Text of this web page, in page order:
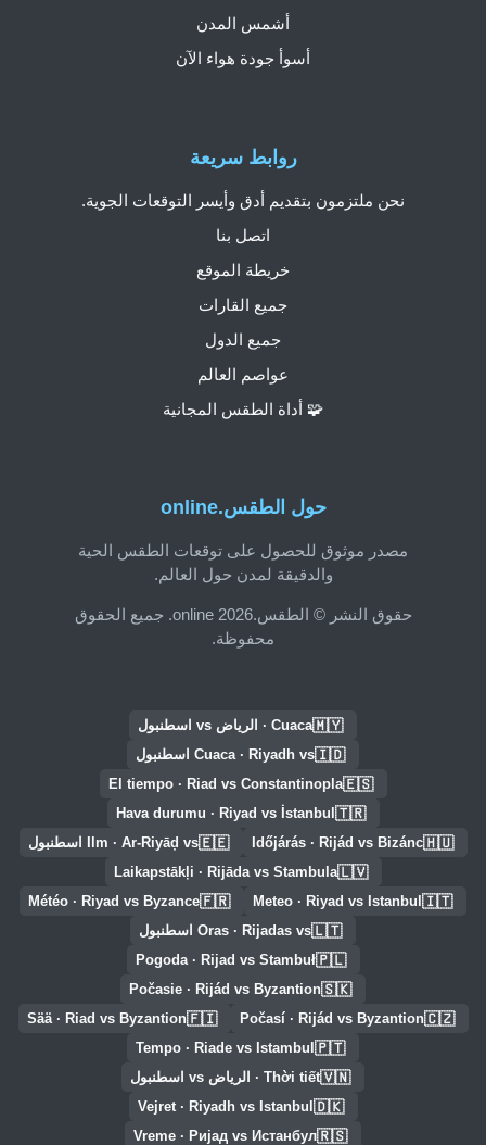
حول الطقس.online
مصدر موثوق للحصول على توقعات الطقس الحية
والدقيقة لمدن حول العالم.
حقوق النشر © الطقس.online 2026. جميع الحقوق
محفوظة.
روابط سريعة
نحن ملتزمون بتقديم أدق وأيسر التوقعات الجوية.
اتصل بنا
خريطة الموقع
جميع القارات
جميع الدول
عواصم العالم
🧩 أداة الطقس المجانية
أشمس المدن
أسوأ جودة هواء الآن
🇲🇾Cuaca · الرياض vs اسطنبول
🇮🇩Cuaca · Riyadh vs اسطنبول
🇪🇸
El tiempo · Riad vs Constantinopla
🇹🇷
Hava durumu · Riyad vs İstanbul
🇭🇺
Időjárás · Rijád vs Bizánc
🇪🇪Ilm · Ar-Riyāḑ vs اسطنبول
🇱🇻
Laikapstākļi · Rijāda vs Stambula
🇮🇹
Meteo · Riyad vs Istanbul
🇫🇷
Météo · Riyad vs Byzance
🇱🇹Oras · Rijadas vs اسطنبول
🇵🇱
Pogoda · Rijad vs Stambuł
🇸🇰
Počasie · Rijád vs Byzantion
🇨🇿
Počasí · Rijád vs Byzantion
🇫🇮
Sää · Riad vs Byzantion
🇵🇹
Tempo · Riade vs Istambul
🇻🇳Thời tiết · الرياض vs اسطنبول
🇩🇰
Vejret · Riyadh vs Istanbul
🇷🇸
Vreme · Ријад vs Истанбул